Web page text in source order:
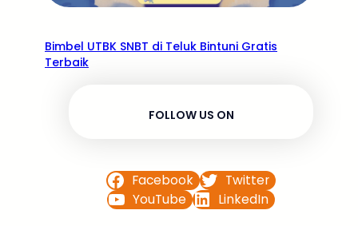
Bimbel UTBK SNBT di Teluk Bintuni Gratis
Terbaik
FOLLOW US ON
Facebook
Twitter
YouTube
LinkedIn